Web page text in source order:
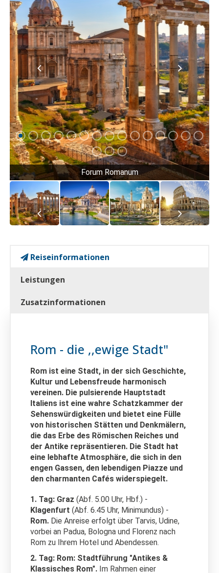
Forum Romanum
Reiseinformationen
Leistungen
Zusatzinformationen
Rom - die ,,ewige Stadt"
Rom ist eine Stadt, in der sich Geschichte,
Kultur und Lebensfreude harmonisch
vereinen. Die pulsierende Hauptstadt
Italiens ist eine wahre Schatzkammer der
Sehenswürdigkeiten und bietet eine Fülle
von historischen Stätten und Denkmälern,
die das Erbe des Römischen Reiches und
der Antike repräsentieren. Die Stadt hat
eine lebhafte Atmosphäre, die sich in den
engen Gassen, den lebendigen Piazze und
den charmanten Cafés widerspiegelt.
1. Tag: Graz (Abf. 5.00 Uhr, Hbf.) -
Klagenfurt (Abf. 6.45 Uhr, Minimundus) -
Rom. Die Anreise erfolgt über Tarvis, Udine,
vorbei an Padua, Bologna und Florenz nach
Rom zu Ihrem Hotel und Abendessen.
2. Tag: Rom: Stadtführung "Antikes &
Klassisches Rom". Im Rahmen einer